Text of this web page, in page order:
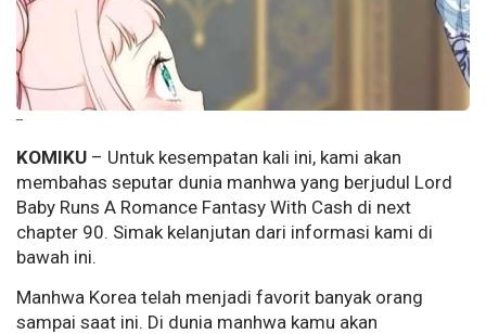
--
KOMIKU – Untuk kesempatan kali ini, kami akan
membahas seputar dunia manhwa yang berjudul Lord
Baby Runs A Romance Fantasy With Cash di next
chapter 90. Simak kelanjutan dari informasi kami di
bawah ini.
Manhwa Korea telah menjadi favorit banyak orang
sampai saat ini. Di dunia manhwa kamu akan